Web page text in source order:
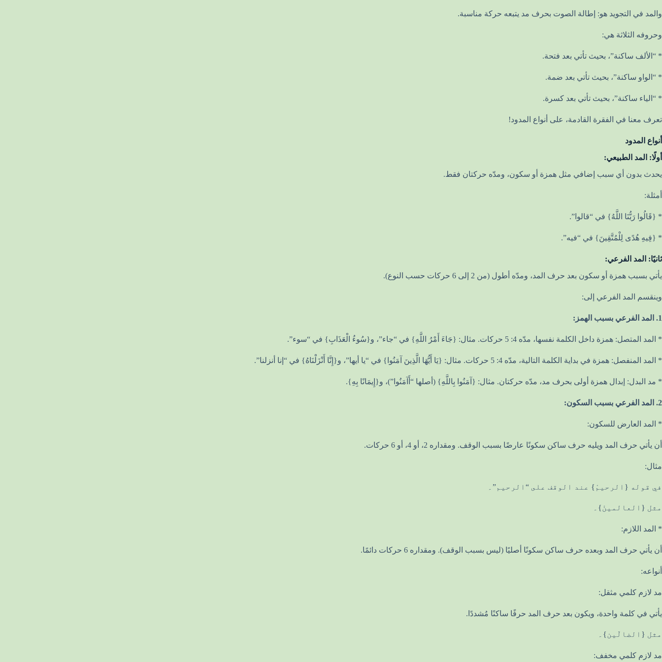
والمد في التجويد هو: إطالة الصوت بحرف مد يتبعه حركة مناسبة.
وحروفه الثلاثة هي:
* “الألف ساكنة”، بحيث تأتي بعد فتحة.
* “الواو ساكنة”، بحيث تأتي بعد ضمة.
* “الياء ساكنة”، بحيث تأتي بعد كسرة.
تعرف معنا في الفقرة القادمة، على أنواع المدود!
أنواع المدود
أولًا: المد الطبيعي:
يحدث بدون أي سبب إضافي مثل همزة أو سكون، ومدّه حركتان فقط.
أمثلة:
* {قَالُوا رَبُّنَا اللَّهُ} في “قالوا”.
* {فِيهِ هُدًى لِلْمُتَّقِينَ} في “فيه”.
ثانيًا: المد الفرعي:
يأتي بسبب همزة أو سكون بعد حرف المد، ومدّه أطول (من 2 إلى 6 حركات حسب النوع).
وينقسم المد الفرعي إلى:
1. المد الفرعي بسبب الهمز:
* المد المتصل: همزة داخل الكلمة نفسها، مدّه 4: 5 حركات. مثال: {جَاءَ أَمْرُ اللَّهِ} في “جاء”، و{سُوءُ الْعَذَابِ} في “سوء”.
* المد المنفصل: همزة في بداية الكلمة التالية، مدّه 4: 5 حركات. مثال: {يَا أَيُّهَا الَّذِينَ آمَنُوا} في “يا أيها”، و{إِنَّا أَنْزَلْنَاهُ} في “إنا أنزلنا”.
* مد البدل: إبدال همزة أولى بحرف مد، مدّه حركتان. مثال: {آمَنُوا بِاللَّهِ} (أصلها “أَآمَنُوا”)، و{إِيمَانًا بِهِ}.
2. المد الفرعي بسبب السكون:
* المد العارض للسكون:
أن يأتي حرف المد ويليه حرف ساكن سكونًا عارضًا بسبب الوقف. ومقداره 2، أو 4، أو 6 حركات.
مثال:
في قوله {الرحيمْ} عند الوقف على “الرحيم”۔
مثل {العالمينْ}۔
* المد اللازم:
أن يأتي حرف المد وبعده حرف ساكن سكونًا أصليًا (ليس بسبب الوقف). ومقداره 6 حركات دائمًا.
أنواعه:
مد لازم كلمي مثقل:
يأتي في كلمة واحدة، ويكون بعد حرف المد حرفًا ساكنًا مُشددًا.
مثل {الضالّين}۔
مد لازم كلمي مخفف: